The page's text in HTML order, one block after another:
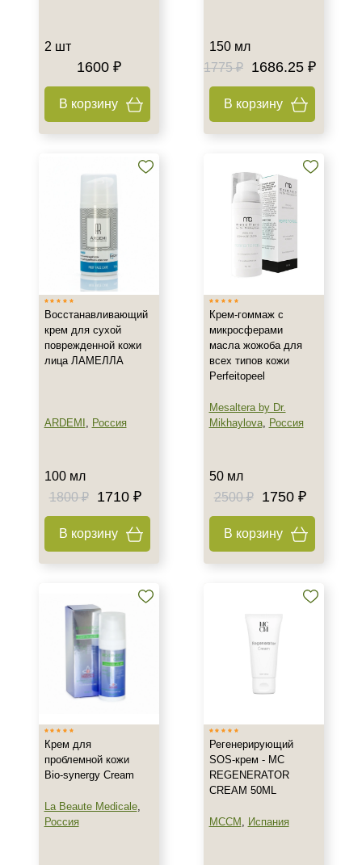
Показать еще
Восстановление
Матирование
Показать еще
Назначение против
Возрастные изменения
Воспаление
Показать еще
Применение
Под макияж
Результат
Защита
Защита от УФ-лучей
Показать еще
Область применения
Декольте
Показать еще
2 шт
20 мл
Показать еще
Ингредиенты
2 шт
1600 ₽
В корзину
150 мл
1775 ₽
1686.25 ₽
В корзину
Восстанавливающий
крем для сухой
поврежденной кожи
лица ЛАМЕЛЛА
ARDEMI , Россия
100 мл
1800 ₽
1710 ₽
В корзину
Крем-гоммаж с
микросферами
масла жожоба для
всех типов кожи
Perfeitopeel
Mesaltera by Dr.
Mikhaylova, Россия
50 мл
2500 ₽
1750 ₽
В корзину
Крем для
проблемной кожи
Bio-synergy Cream
La Beaute Medicale,
Россия
Регенерирующий
SOS-крем - MC
REGENERATOR
CREAM 50ML
MCCM , Испания